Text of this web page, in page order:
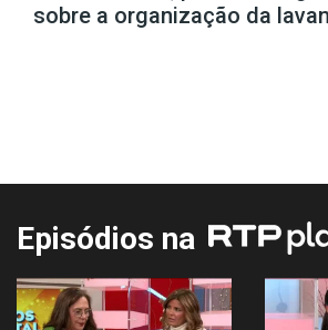
sobre a organização da
Episódios na